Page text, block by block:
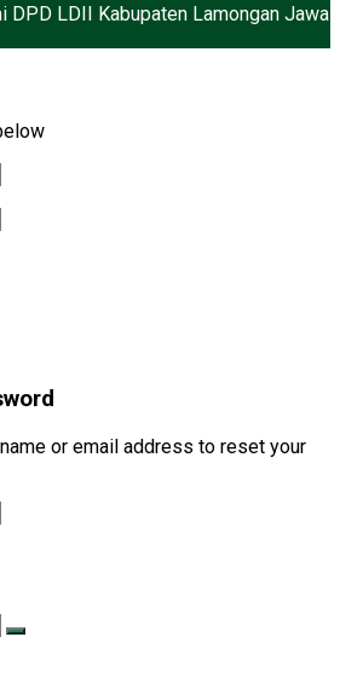
LDII Kabupaten Lamongan Jawa
or email address to reset your